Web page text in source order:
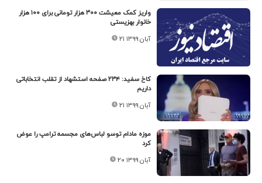
واریز کمک معیشت ۳۰۰ هزار تومانی برای ۱۰۰ هزار
خانوار بهزیستی
۲۱ آبان ۱۳۹۹
کاخ سفید: ۲۳۴ صفحه استشهاد از تقلب انتخاباتی
داریم
۲۱ آبان ۱۳۹۹
موزه مادام توسو لباس‌های مجسمه ترامپ را عوض
کرد
۲۰ آبان ۱۳۹۹